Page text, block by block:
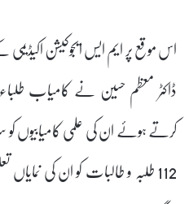
اس موقع پر ایم ایس ایجوکیشن اکیڈیمی
ڈاکٹر معظم حسین نے کامیاب
کرتے ہوئے ان کی علمی کامیابیوں کو
112 طلبہ و طالبات کو ان کی